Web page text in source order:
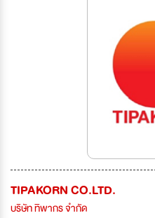
TIPAKORN CO.LTD.
บริษัท ทิพากร จำกัด